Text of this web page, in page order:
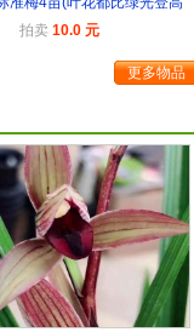
拍卖 10.0 元
更多物品